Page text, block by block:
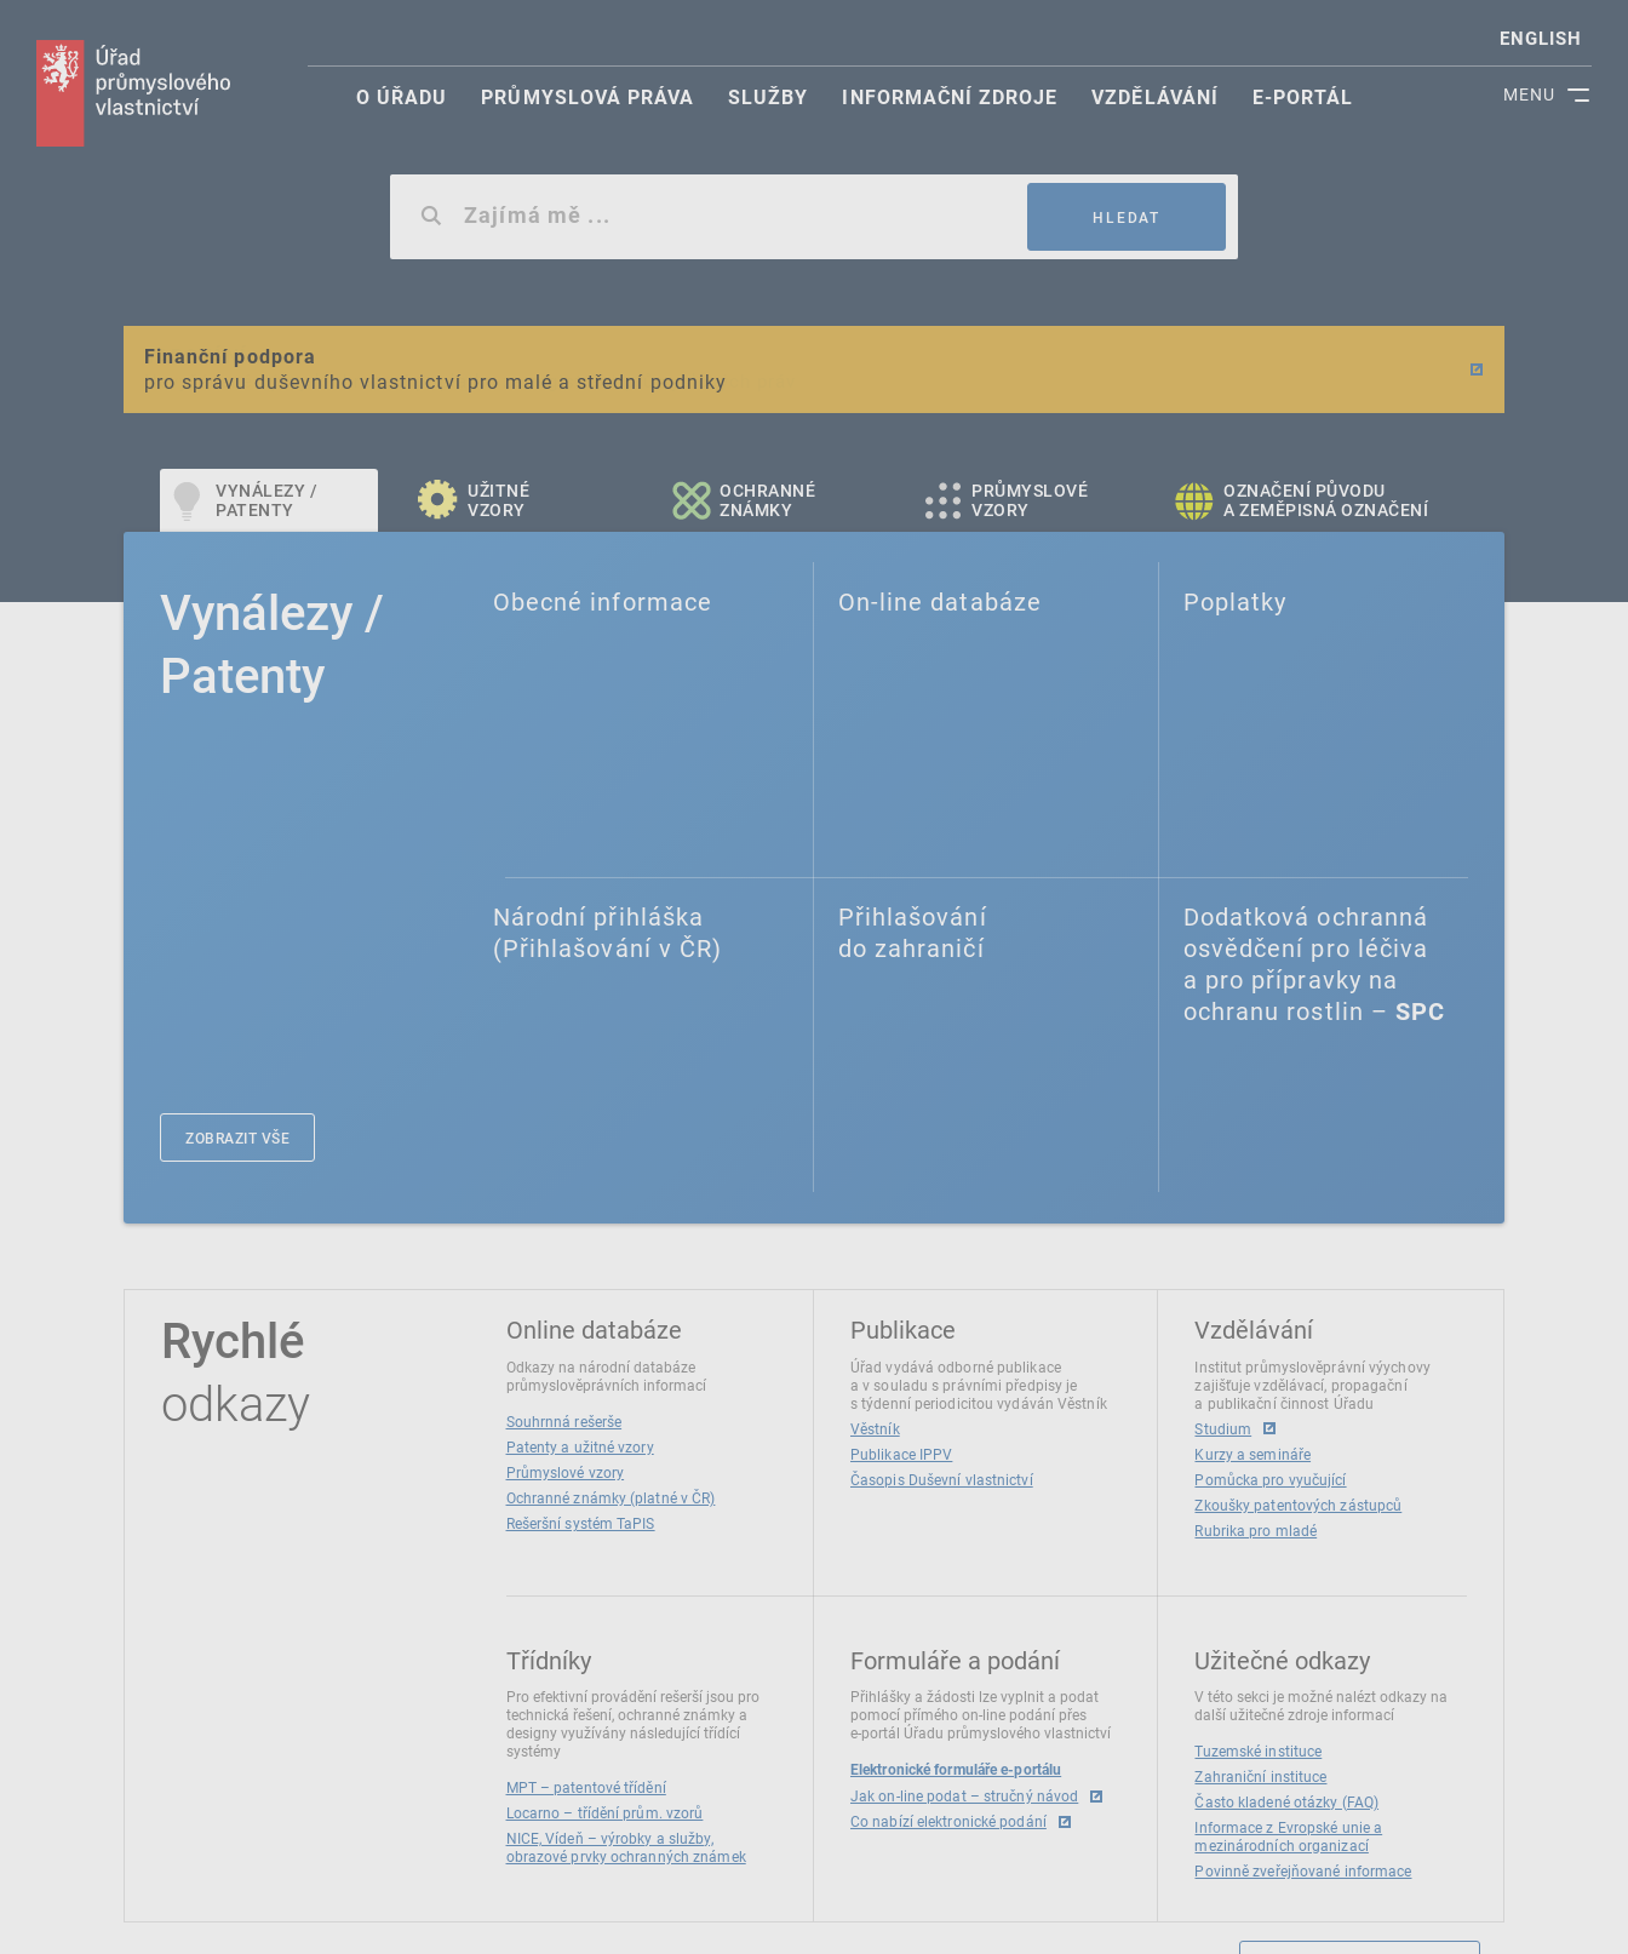
MENU
ENGLISH
O ÚŘADU PRŮMYSLOVÁ PRÁVA SLUŽBY INFORMAČNÍ ZDROJE VZDĚLÁVÁNÍ E-PORTÁL
HLEDAT
VAROVÁNÍ
Nevyžádané výzvy k uhrazení poplatku za registraci průmyslových práv
Finanční podpora
pro správu duševního vlastnictví pro malé a střední podniky
VYNÁLEZY /
PATENTY
UŽITNÉ
VZORY
OCHRANNÉ
ZNÁMKY
PRŮMYSLOVÉ
VZORY
OZNAČENÍ PŮVODU
A ZEMĚPISNÁ OZNAČENÍ
Vynálezy /
Patenty
Obecné informace On-line databáze Poplatky
Národní přihláška
(Přihlašování v ČR)
Přihlašování
do zahraničí
Dodatková ochranná
osvědčení pro léčiva
a pro přípravky na
ochranu rostlin – SPC
ZOBRAZIT VŠE
Rychlé
odkazy
Online databáze
Odkazy na národní databáze
průmyslověprávních informací
Souhrnná rešerše
Patenty a užitné vzory
Průmyslové vzory
Ochranné známky (platné v ČR)
Rešeršní systém TaPIS
Publikace
Úřad vydává odborné publikace
a v souladu s právními předpisy je
s týdenní periodicitou vydáván Věstník
Věstník
Publikace IPPV
Časopis Duševní vlastnictví
Vzdělávání
Institut průmyslověprávní výychovy
zajišťuje vzdělávací, propagační
a publikační činnost Úřadu
Studium
Kurzy a semináře
Pomůcka pro vyučující
Zkoušky patentových zástupců
Rubrika pro mladé
Třídníky
Pro efektivní provádění rešerší jsou pro
technická řešení, ochranné známky a
designy využívány následující třídící
systémy
MPT – patentové třídění
Locarno – třídění prům. vzorů
NICE, Vídeň – výrobky a služby,
obrazové prvky ochranných známek
Formuláře a podání
Přihlášky a žádosti lze vyplnit a podat
pomocí přímého on‑line podání přes
e‑portál Úřadu průmyslového vlastnictví
Elektronické formuláře e-portálu
Jak on-line podat – stručný návod
Co nabízí elektronické podání
Užitečné odkazy
V této sekci je možné nalézt odkazy na
další užitečné zdroje informací
Tuzemské instituce
Zahraniční instituce
Často kladené otázky (FAQ)
Informace z Evropské unie a
mezinárodních organizací
Povinně zveřejňované informace